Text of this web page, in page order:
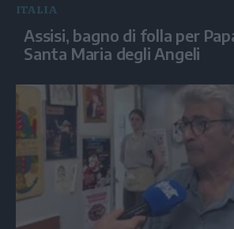
ITALIA
Assisi, bagno di folla per
Santa Maria degli Angeli